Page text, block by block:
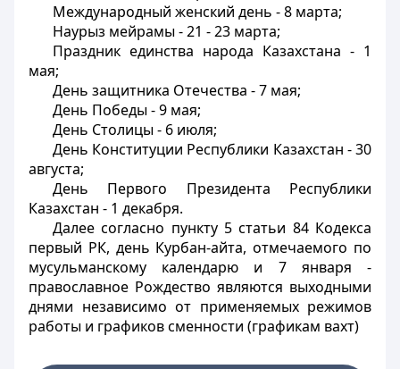
Международный женский день - 8 марта;
Наурыз мейрамы - 21 - 23 марта;
Праздник единства народа Казахстана - 1
мая;
День защитника Отечества - 7 мая;
День Победы - 9 мая;
День Столицы - 6 июля;
День Конституции Республики Казахстан - 30
августа;
День Первого Президента Республики
Казахстан - 1 декабря.
Далее согласно пункту 5 статьи 84 Кодекса
первый РК, день Курбан-айта, отмечаемого по
мусульманскому календарю и 7 января -
православное Рождество являются выходными
днями независимо от применяемых режимов
работы и графиков сменности (графикам вахт)